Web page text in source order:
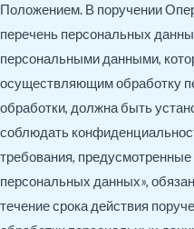
Положением. В поручении
перечень персональных
персональными данными,
осуществляющим обработку
обработки, должна быть
соблюдать
требования, предусмотренные
персональных данных»,
течение срока действия